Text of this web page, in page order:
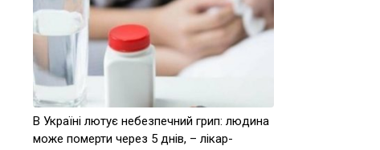
В Україні лютує небезпечний грип: людина
може померти через 5 днів, – лікар-